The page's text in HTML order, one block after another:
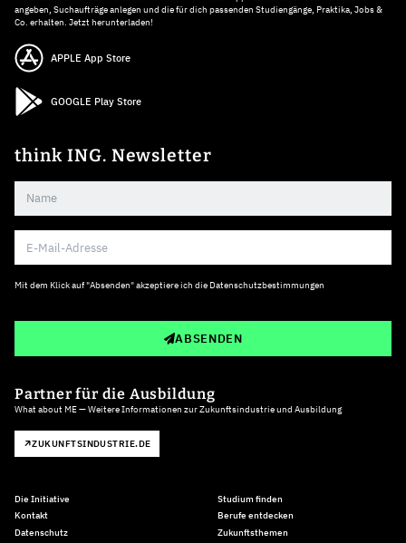
angeben, Suchaufträge anlegen und die für dich passenden Studiengänge, Praktika, Jobs &
Co. erhalten. Jetzt herunterladen!
APPLE App Store
GOOGLE Play Store
think ING. Newsletter
Mit dem Klick auf "Absenden" akzeptiere ich die Datenschutzbestimmungen
ABSENDEN
Partner für die Ausbildung
What about ME — Weitere Informationen zur Zukunftsindustrie und Ausbildung
ZUKUNFTSINDUSTRIE.DE
Die Initiative
Kontakt
Datenschutz
Studium finden
Berufe entdecken
Zukunftsthemen